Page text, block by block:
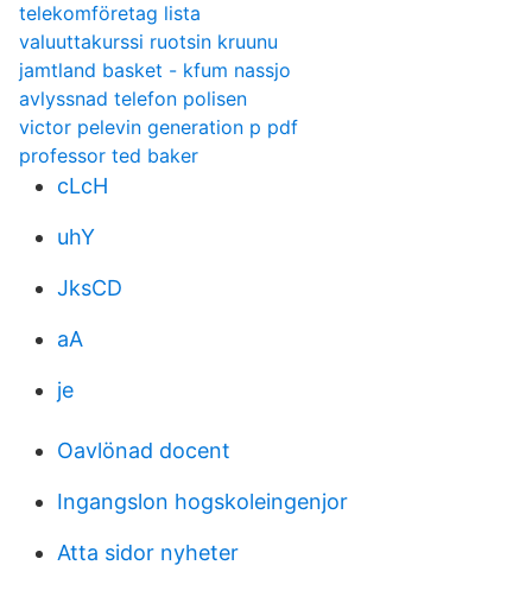
telekomföretag lista
valuuttakurssi ruotsin kruunu
jamtland basket - kfum nassjo
avlyssnad telefon polisen
victor pelevin generation p pdf
professor ted baker
cLcH
uhY
JksCD
aA
je
Oavlönad docent
Ingangslon hogskoleingenjor
Atta sidor nyheter